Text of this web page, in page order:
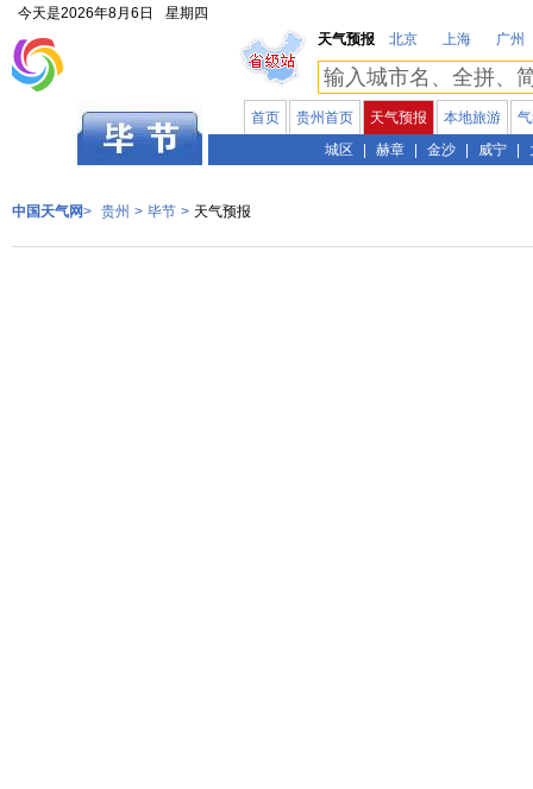
今天是2026年8月6日
星期四
天气预报
北京 上海 广州
首页 贵州首页 天气预报 本地旅游
城区
赫章 金沙 威宁
中国天气网> 贵州 > 毕节 > 天气预报